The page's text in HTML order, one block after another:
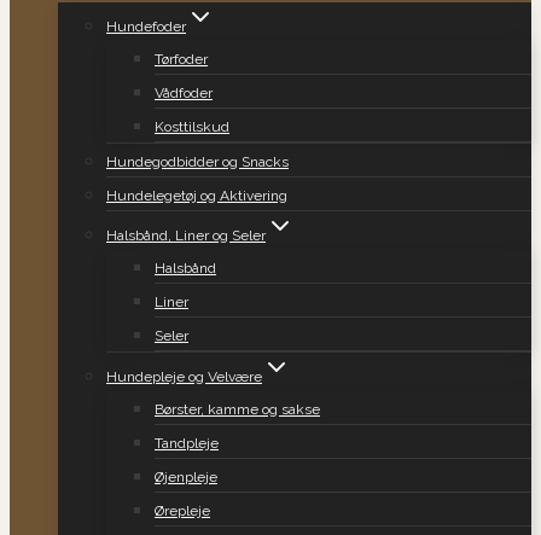
Hundefoder
Tørfoder
Vådfoder
Kosttilskud
Hundegodbidder og Snacks
Hundelegetøj og Aktivering
Halsbånd, Liner og Seler
Halsbånd
Liner
Seler
Hundepleje og Velvære
Børster, kamme og sakse
Tandpleje
Øjenpleje
Ørepleje